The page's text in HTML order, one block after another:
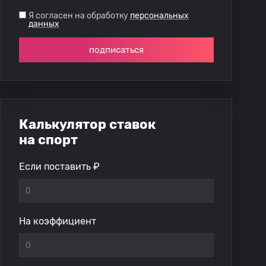
Я согласен на обработку персональных
данных
подписаться
Калькулятор ставок
на спорт
Если поставить ₽
На коэффициент